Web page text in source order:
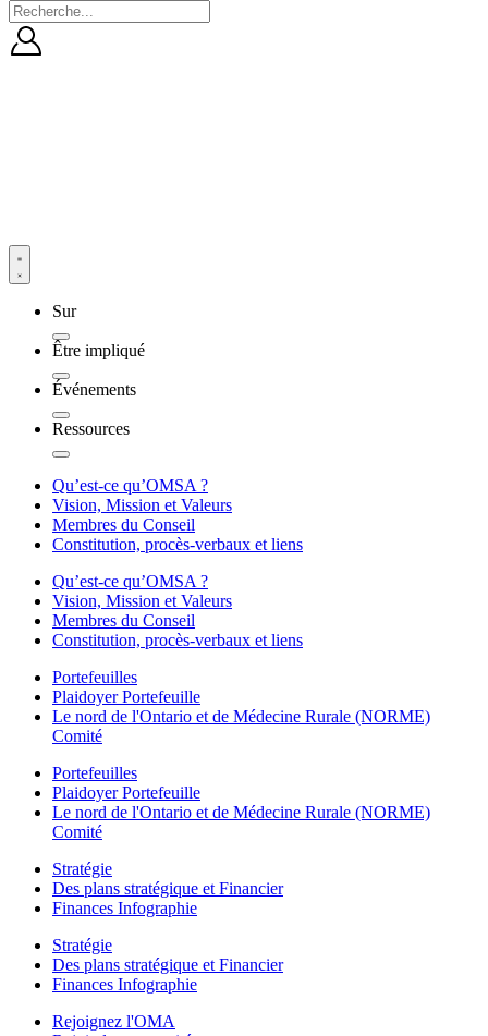
Sur
Être impliqué
Événements
Ressources
Qu’est-ce qu’OMSA ?
Vision, Mission et Valeurs
Membres du Conseil
Constitution, procès-verbaux et liens
Qu’est-ce qu’OMSA ?
Vision, Mission et Valeurs
Membres du Conseil
Constitution, procès-verbaux et liens
Portefeuilles
Plaidoyer Portefeuille
Le nord de l'Ontario et de Médecine Rurale (NORME)
Comité
Portefeuilles
Plaidoyer Portefeuille
Le nord de l'Ontario et de Médecine Rurale (NORME)
Comité
Stratégie
Des plans stratégique et Financier
Finances Infographie
Stratégie
Des plans stratégique et Financier
Finances Infographie
Rejoignez l'OMA